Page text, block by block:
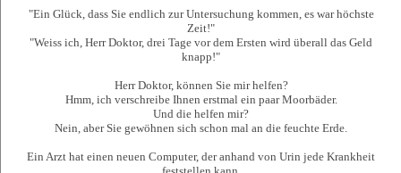
"Ein Glück, dass Sie endlich zur Untersuchung kommen, es war höchste
Zeit!"
"Weiss ich, Herr Doktor, drei Tage vor dem Ersten wird überall das Geld
knapp!"
Herr Doktor, können Sie mir helfen?
Hmm, ich verschreibe Ihnen erstmal ein paar Moorbäder.
Und die helfen mir?
Nein, aber Sie gewöhnen sich schon mal an die feuchte Erde.
Ein Arzt hat einen neuen Computer, der anhand von Urin jede Krankheit